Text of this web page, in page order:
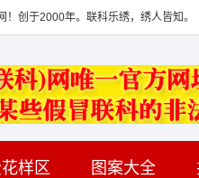
！创于2000年。联科乐绣，绣人皆知。
样区 图案大全